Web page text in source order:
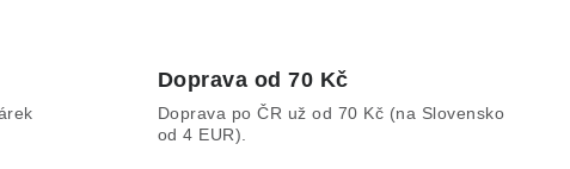
Doprava od 70 Kč
Doprava po ČR už od 70 Kč (na Slovensko
od 4 EUR).